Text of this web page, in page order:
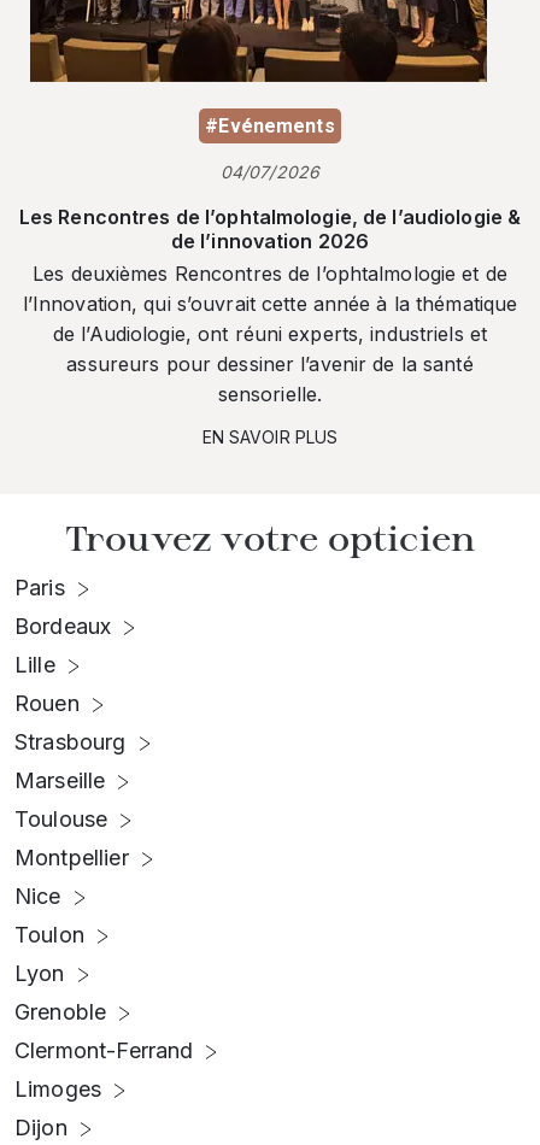
#Evénements
04/07/2026
Les Rencontres de l’ophtalmologie, de l’audiologie &
de l’innovation 2026
Les deuxièmes Rencontres de l’ophtalmologie et de
l’Innovation, qui s’ouvrait cette année à la thématique
de l’Audiologie, ont réuni experts, industriels et
assureurs pour dessiner l’avenir de la santé
sensorielle.
EN SAVOIR PLUS
Trouvez votre opticien
Paris
Bordeaux
Lille
Rouen
Strasbourg
Marseille
Toulouse
Montpellier
Nice
Toulon
Lyon
Grenoble
Clermont-Ferrand
Limoges
Dijon